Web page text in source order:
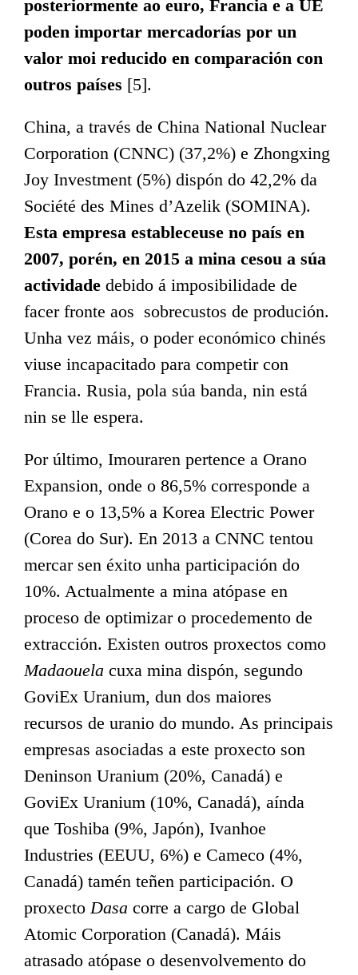
posteriormente ao euro, Francia e a UE
poden importar mercadorías por un
valor moi reducido en comparación con
outros países [5].
China, a través de China National Nuclear
Corporation (CNNC) (37,2%) e Zhongxing
Joy Investment (5%) dispón do 42,2% da
Société des Mines d’Azelik (SOMINA).
Esta empresa estableceuse no país en
2007, porén, en 2015 a mina cesou a súa
actividade debido á imposibilidade de
facer fronte aos sobrecustos de produción.
Unha vez máis, o poder económico chinés
viuse incapacitado para competir con
Francia. Rusia, pola súa banda, nin está
nin se lle espera.
Por último, Imouraren pertence a Orano
Expansion, onde o 86,5% corresponde a
Orano e o 13,5% a Korea Electric Power
(Corea do Sur). En 2013 a CNNC tentou
mercar sen éxito unha participación do
10%. Actualmente a mina atópase en
proceso de optimizar o procedemento de
extracción. Existen outros proxectos como
Madaouela cuxa mina dispón, segundo
GoviEx Uranium, dun dos maiores
recursos de uranio do mundo. As principais
empresas asociadas a este proxecto son
Deninson Uranium (20%, Canadá) e
GoviEx Uranium (10%, Canadá), aínda
que Toshiba (9%, Japón), Ivanhoe
Industries (EEUU, 6%) e Cameco (4%,
Canadá) tamén teñen participación. O
proxecto Dasa corre a cargo de Global
Atomic Corporation (Canadá). Máis
atrasado atópase o desenvolvemento do